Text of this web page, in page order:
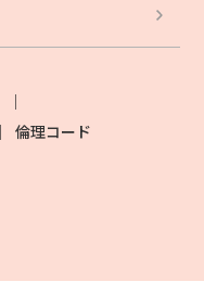
倫理コード